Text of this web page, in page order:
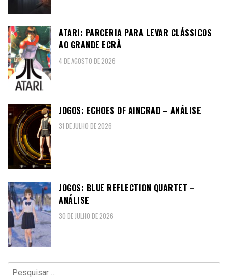
ATARI: PARCERIA PARA LEVAR CLÁSSICOS
AO GRANDE ECRÃ
4 DE AGOSTO DE 2026
JOGOS: ECHOES OF AINCRAD – ANÁLISE
31 DE JULHO DE 2026
JOGOS: BLUE REFLECTION QUARTET –
ANÁLISE
30 DE JULHO DE 2026
Pesquisar